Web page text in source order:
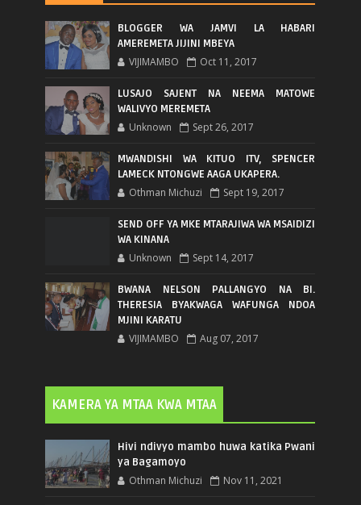
BLOGGER WA JAMVI LA HABARI
AMEREMETA JIJINI MBEYA
VIJIMAMBO Oct 11, 2017
LUSAJO SAJENT NA NEEMA MATOWE
WALIVYO MEREMETA
Unknown Sept 26, 2017
MWANDISHI WA KITUO ITV, SPENCER
LAMECK NTONGWE AAGA UKAPERA.
Othman Michuzi Sept 19, 2017
SEND OFF YA MKE MTARAJIWA WA MSAIDIZI
WA KINANA
Unknown Sept 14, 2017
BWANA NELSON PALLANGYO NA BI.
THERESIA BYAKWAGA WAFUNGA NDOA
MJINI KARATU
VIJIMAMBO Aug 07, 2017
KAMERA YA MTAA KWA MTAA
Hivi ndivyo mambo huwa katika Pwani
ya Bagamoyo
Othman Michuzi Nov 11, 2021